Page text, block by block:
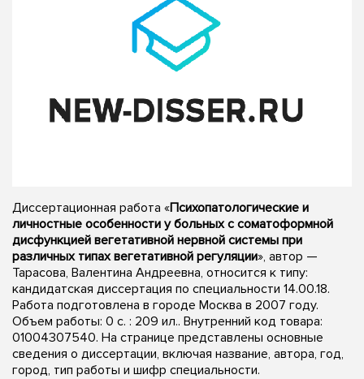
Диссертационная работа «Психопатологические и
личностные особенности у больных с соматоформной
дисфункцией вегетативной нервной системы при
различных типах вегетативной регуляции», автор —
Тарасова, Валентина Андреевна, относится к типу:
кандидатская диссертация по специальности 14.00.18.
Работа подготовлена в городе Москва в 2007 году.
Объем работы: 0 с. : 209 ил.. Внутренний код товара:
01004307540. На странице представлены основные
сведения о диссертации, включая название, автора, год,
город, тип работы и шифр специальности.